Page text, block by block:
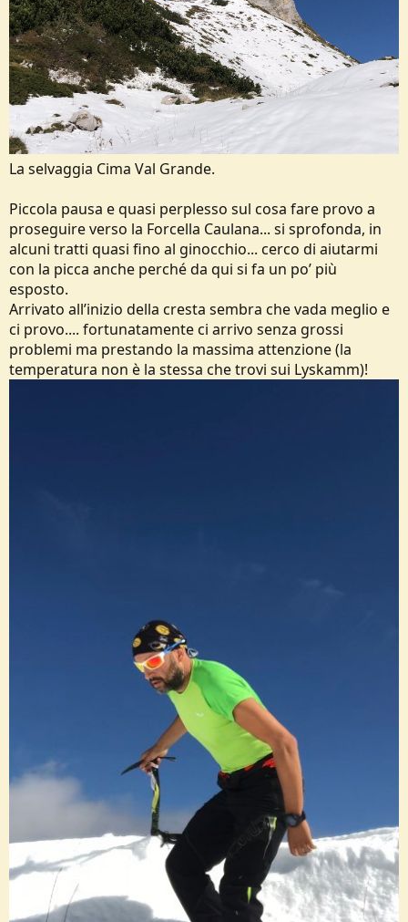
La selvaggia Cima Val Grande.
Piccola pausa e quasi perplesso sul cosa fare provo a
proseguire verso la Forcella Caulana... si sprofonda, in
alcuni tratti quasi fino al ginocchio... cerco di aiutarmi
con la picca anche perché da qui si fa un po’ più
esposto.
Arrivato all’inizio della cresta sembra che vada meglio e
ci provo.... fortunatamente ci arrivo senza grossi
problemi ma prestando la massima attenzione (la
temperatura non è la stessa che trovi sui Lyskamm)!